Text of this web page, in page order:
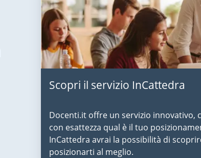
Scopri il servizio InCattedra
Docenti.it offre un servizio innovativo,
con esattezza qual è il tuo
InCattedra avrai la possibilità di
posizionarti al meglio.